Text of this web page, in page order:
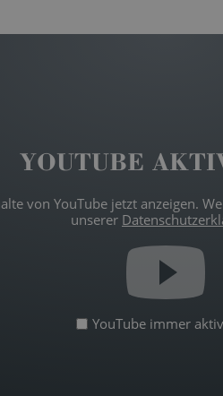
YOUTUBE
von YouTube jetzt anzeigen.
unserer
YouTube immer